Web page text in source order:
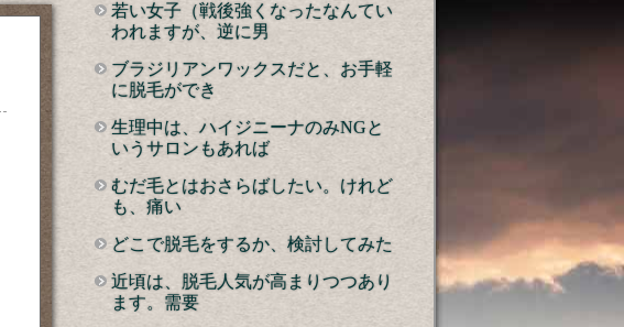
若い女子（戦後強くなったなんてい
われますが、逆に男
ブラジリアンワックスだと、お手軽
に脱毛ができ
生理中は、ハイジニーナのみNGと
いうサロンもあれば
むだ毛とはおさらばしたい。けれど
も、痛い
どこで脱毛をするか、検討してみた
近頃は、脱毛人気が高まりつつあり
ます。需要